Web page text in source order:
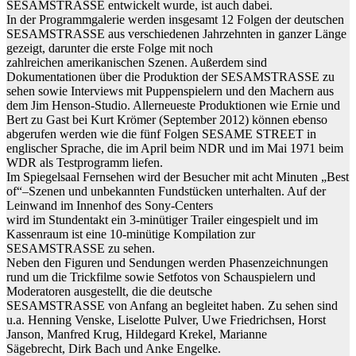
SESAMSTRASSE entwickelt wurde, ist auch dabei.
In der Programmgalerie werden insgesamt 12 Folgen der deutschen
SESAMSTRASSE aus verschiedenen Jahrzehnten in ganzer Länge
gezeigt, darunter die erste Folge mit noch
zahlreichen amerikanischen Szenen. Außerdem sind
Dokumentationen über die Produktion der SESAMSTRASSE zu
sehen sowie Interviews mit Puppenspielern und den Machern aus
dem Jim Henson-Studio. Allerneueste Produktionen wie Ernie und
Bert zu Gast bei Kurt Krömer (September 2012) können ebenso
abgerufen werden wie die fünf Folgen SESAME STREET in
englischer Sprache, die im April beim NDR und im Mai 1971 beim
WDR als Testprogramm liefen.
Im Spiegelsaal Fernsehen wird der Besucher mit acht Minuten „Best
of“–Szenen und unbekannten Fundstücken unterhalten. Auf der
Leinwand im Innenhof des Sony-Centers
wird im Stundentakt ein 3-minütiger Trailer eingespielt und im
Kassenraum ist eine 10-minütige Kompilation zur
SESAMSTRASSE zu sehen.
Neben den Figuren und Sendungen werden Phasenzeichnungen
rund um die Trickfilme sowie Setfotos von Schauspielern und
Moderatoren ausgestellt, die die deutsche
SESAMSTRASSE von Anfang an begleitet haben. Zu sehen sind
u.a. Henning Venske, Liselotte Pulver, Uwe Friedrichsen, Horst
Janson, Manfred Krug, Hildegard Krekel, Marianne
Sägebrecht, Dirk Bach und Anke Engelke.